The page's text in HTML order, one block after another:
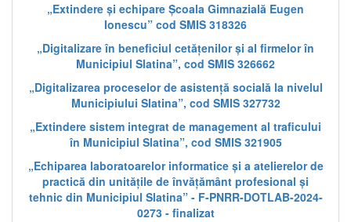
„Extindere și echipare Școala Gimnazială Eugen
Ionescu” cod SMIS 318326
„Digitalizare în beneficiul cetățenilor și al firmelor în
Municipiul Slatina”, cod SMIS 326662
„Digitalizarea proceselor de asistență socială la nivelul
Municipiului Slatina”, cod SMIS 327732
„Extindere sistem integrat de management al traficului
în Municipiul Slatina”, cod SMIS 321905
„Echiparea laboratoarelor informatice și a atelierelor de
practică din unitățile de învățământ profesional și
tehnic din Municipiul Slatina” - F-PNRR-DOTLAB-2024-
0273 - finalizat